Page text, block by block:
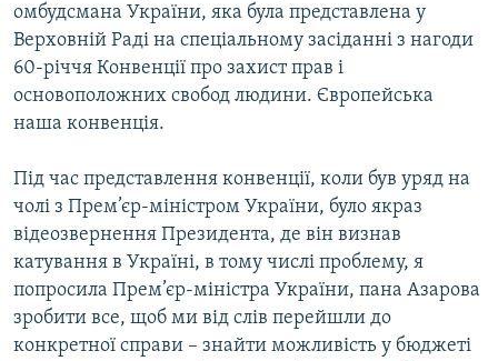
омбудсмана України, яка була представлена у
Верховній Раді на спеціальному засіданні з нагоди
60-річчя Конвенції про захист прав і
основоположних свобод людини. Європейська
наша конвенція.
Під час представлення конвенції, коли був уряд на
чолі з Прем’єр-міністром України, було якраз
відеозвернення Президента, де він визнав
катування в Україні, в тому числі проблему, я
попросила Прем’єр-міністра України, пана Азарова
зробити все, щоб ми від слів перейшли до
конкретної справи – знайти можливість у бюджеті